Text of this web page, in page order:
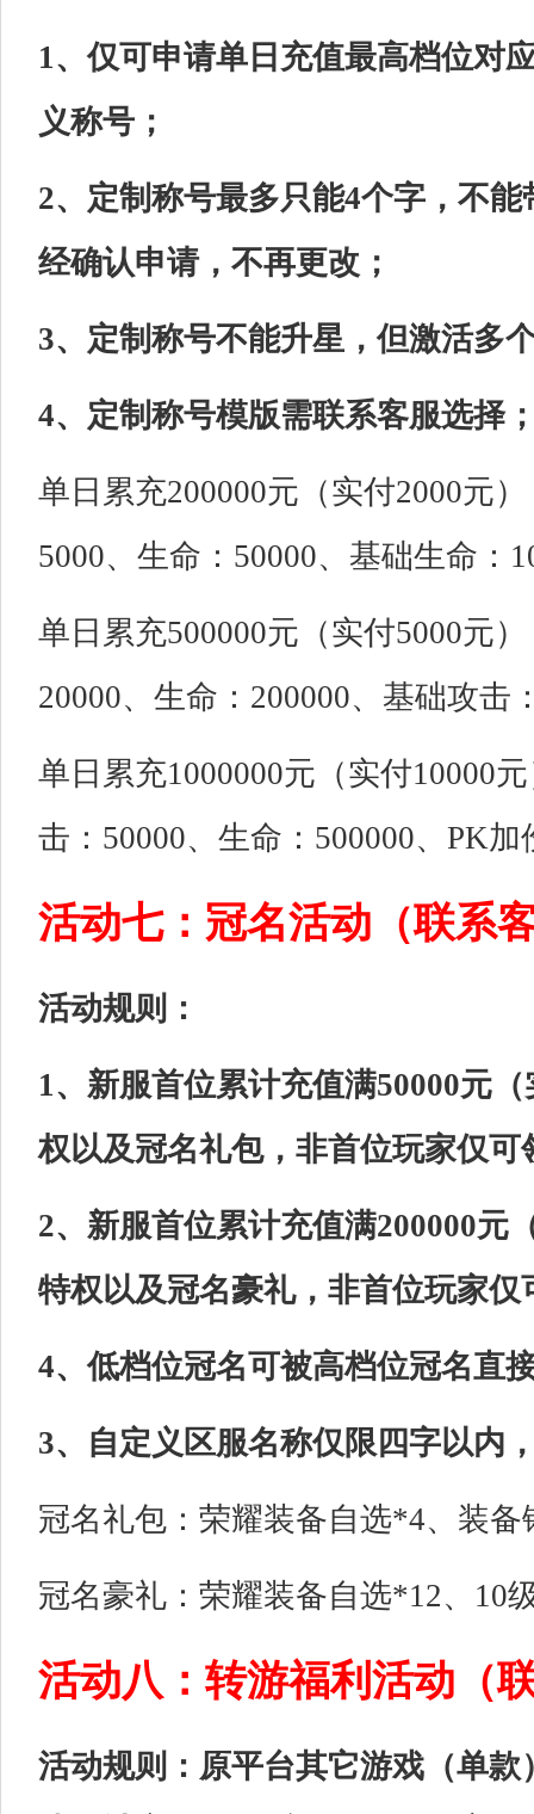
1、仅可申请单日充值最高档位对
义称号；
2、定制称号最多只能4个字，不
经确认申请，不再更改；
3、定制称号不能升星，但激活多
4、定制称号模版需联系客服选择
单日累充200000元（实付2000元
5000、生命：50000、基础生命：
单日累充500000元（实付5000元
20000、生命：200000、基础攻击
单日累充1000000元（实付10000
击：50000、生命：500000、PK
活动七：冠名活动（联系
活动规则：
1、新服首位累计充值满50000元
权以及冠名礼包，非首位玩家仅可
2、新服首位累计充值满200000元
特权以及冠名豪礼，非首位玩家仅
4、低档位冠名可被高档位冠名直
3、自定义区服名称仅限四字以内
冠名礼包：荣耀装备自选*4、装
冠名豪礼：荣耀装备自选*12、10
活动八：转游福利活动（
活动规则：原平台其它游戏（单